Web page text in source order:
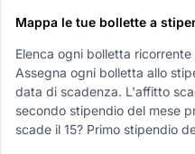
Mappa le tue bollette a
Elenca ogni bolletta
Assegna ogni bolletta allo
data di scadenza. L'affitto
secondo stipendio del mese
scade il 15? Primo stipendio